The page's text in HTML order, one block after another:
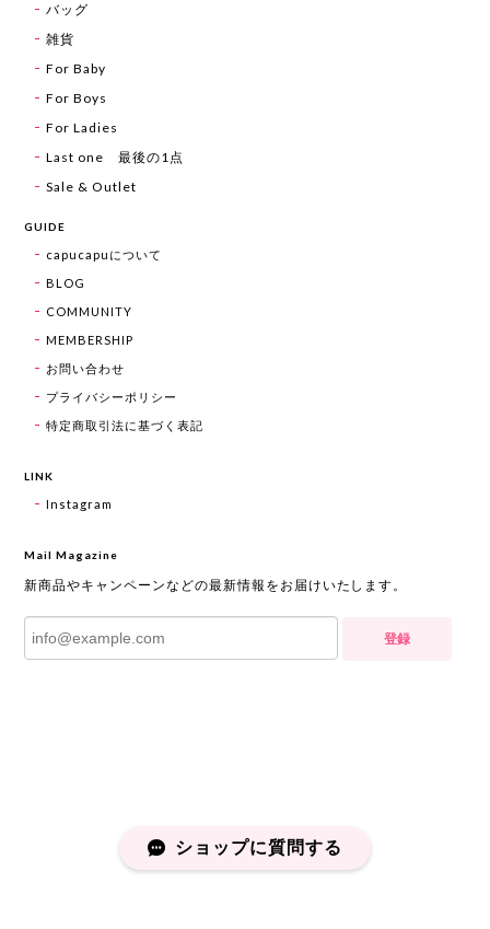
バッグ
雑貨
For Baby
For Boys
For Ladies
Last one 最後の1点
Sale & Outlet
GUIDE
capucapuについて
BLOG
COMMUNITY
MEMBERSHIP
お問い合わせ
プライバシーポリシー
特定商取引法に基づく表記
LINK
Instagram
Mail Magazine
新商品やキャンペーンなどの最新情報をお届けいたします。
登録
ショップに質問する